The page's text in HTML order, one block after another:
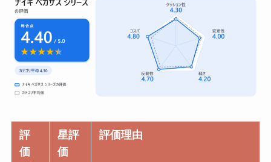
評
価
星評
価
評価理由